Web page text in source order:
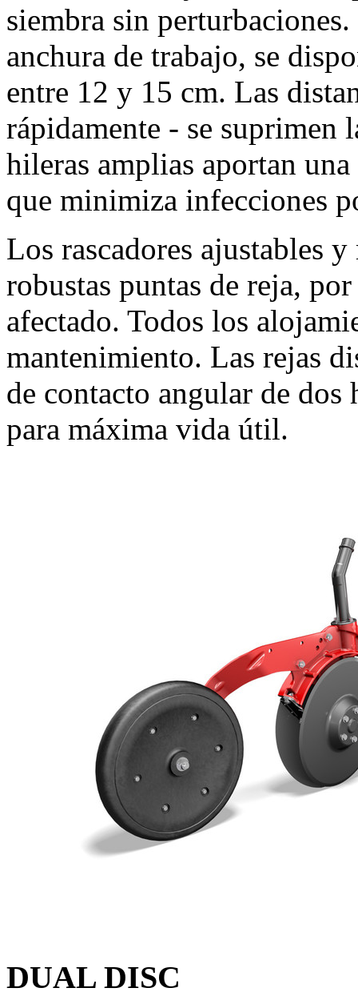
siembra sin
anchura de trabajo, se
entre 12 y 15 cm. Las
rápidamente - se suprimen
hileras amplias aportan
que minimiza infecciones
Los rascadores ajustables
robustas puntas de reja,
afectado. Todos los
mantenimiento. Las rejas
de contacto angular de
para máxima vida útil.
DUAL DISC